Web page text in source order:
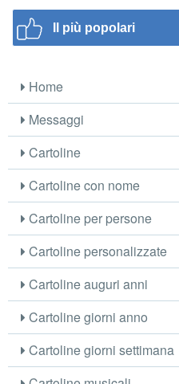
Il più popolari
Home
Messaggi
Cartoline
Cartoline con nome
Cartoline per persone
Cartoline personalizzate
Cartoline auguri anni
Cartoline giorni anno
Cartoline giorni settimana